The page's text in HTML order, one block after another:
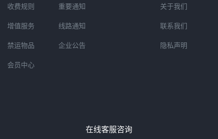
收费规则
增值服务
禁运物品
会员中心
重要通知
线路通知
企业公告
关于我们
联系我们
隐私声明
在线客服咨询